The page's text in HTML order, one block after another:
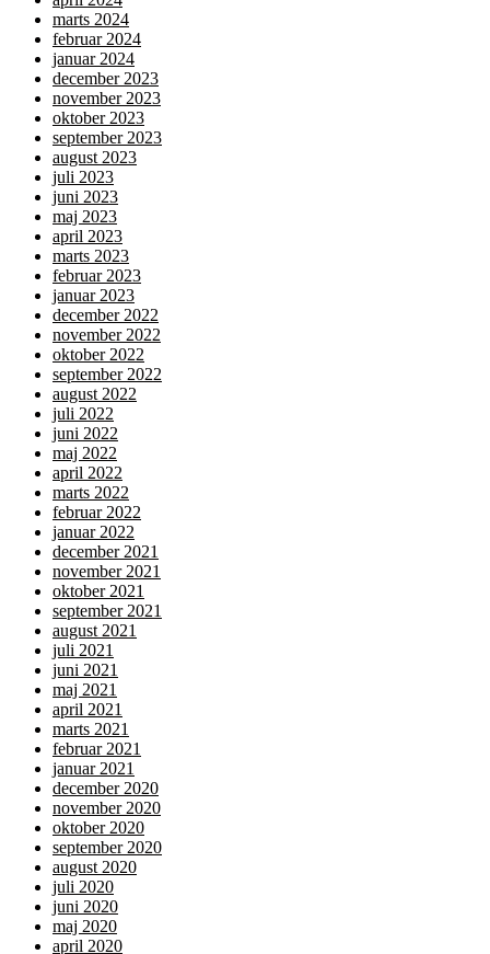
marts 2024
februar 2024
januar 2024
december 2023
november 2023
oktober 2023
september 2023
august 2023
juli 2023
juni 2023
maj 2023
april 2023
marts 2023
februar 2023
januar 2023
december 2022
november 2022
oktober 2022
september 2022
august 2022
juli 2022
juni 2022
maj 2022
april 2022
marts 2022
februar 2022
januar 2022
december 2021
november 2021
oktober 2021
september 2021
august 2021
juli 2021
juni 2021
maj 2021
april 2021
marts 2021
februar 2021
januar 2021
december 2020
november 2020
oktober 2020
september 2020
august 2020
juli 2020
juni 2020
maj 2020
april 2020